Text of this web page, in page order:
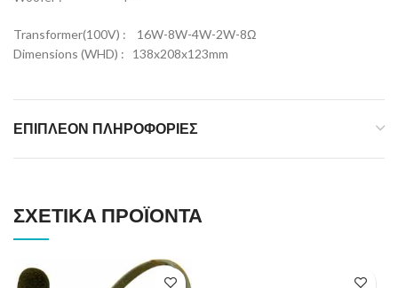
Transformer(100V) : 16W-8W-4W-2W-8Ω
Dimensions (WHD) : 138x208x123mm
ΕΠΙΠΛΈΟΝ ΠΛΗΡΟΦΟΡΊΕΣ
ΣΧΕΤΙΚΆ ΠΡΟΪΌΝΤΑ